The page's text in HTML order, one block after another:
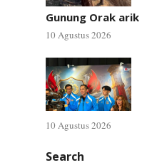
Gunung Orak arik
10 Agustus 2026
10 Agustus 2026
Search